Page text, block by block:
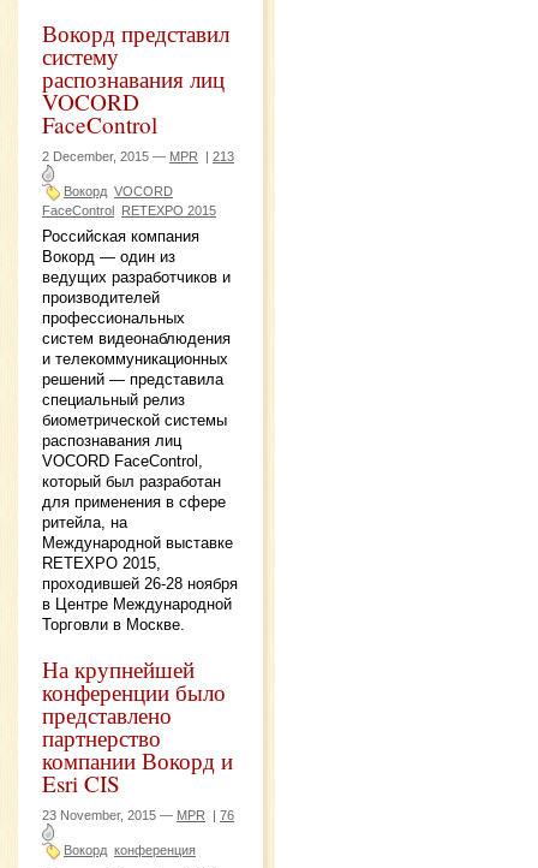
Вокорд представил
систему
распознавания лиц
VOCORD
FaceControl
2 December, 2015 — MPR | 213
Вокорд VOCORD
FaceControl RETEXPO 2015
Российская компания
Вокорд — один из
ведущих разработчиков и
производителей
профессиональных
систем видеонаблюдения
и телекоммуникационных
решений — представила
специальный релиз
биометрической системы
распознавания лиц
VOCORD FaceControl,
который был разработан
для применения в сфере
ритейла, на
Международной выставке
RETEXPO 2015,
проходившей 26-28 ноября
в Центре Международной
Торговли в Москве.
На крупнейшей
конференции было
представлено
партнерство
компании Вокорд и
Esri CIS
23 November, 2015 — MPR | 76
Вокорд конференция